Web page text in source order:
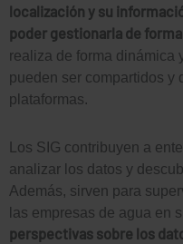
localización y su
poder gestionarla de
realiza de forma dinámica
pueden ser compartidos y
plataformas.
Los SIG contribuyen a
analizar los datos y
Además, sirven para
las empresas de agua en
perspectivas sobre los